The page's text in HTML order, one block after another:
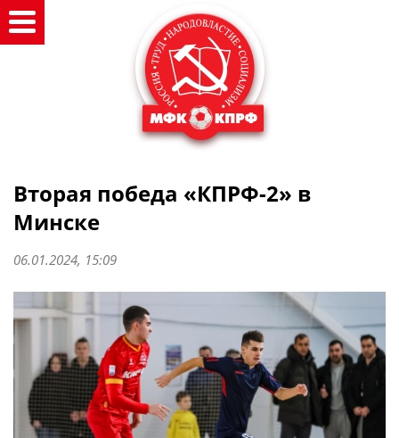
Вторая победа «КПРФ-2» в
Минске
06.01.2024, 15:09